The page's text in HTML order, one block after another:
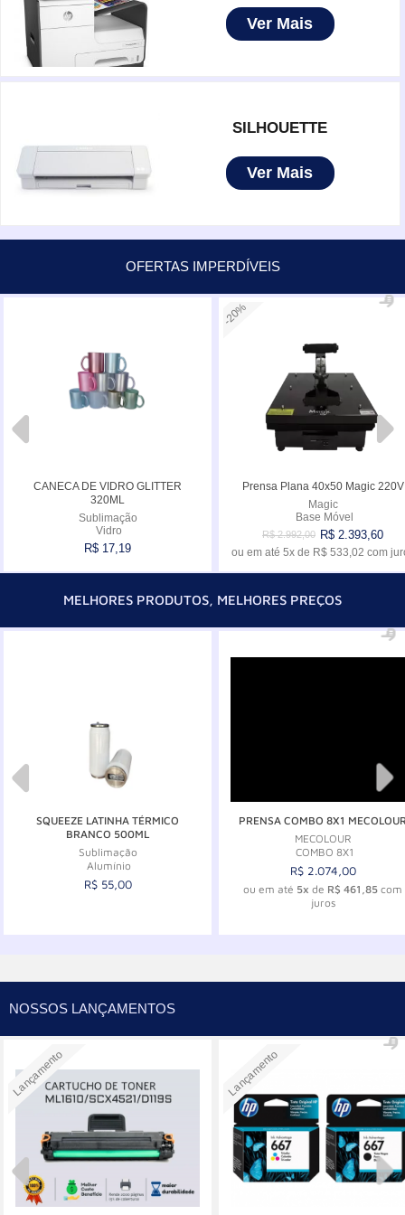
VARIADOS Ver Mais
SILHOUETTE
Ver Mais
OFERTAS IMPERDÍVEIS
CANECA DE VIDRO GLITTER
320ML
Sublimação
Vidro
R$ 17,19
Comprar
-20%
Prensa Plana 40x50 Magic 220V
Magic
Base Móvel
R$ 2.992,00 R$ 2.393,60
ou em até 5xde R$ 533,02 com
Comprar
MELHORES PRODUTOS, MELHORES PREÇOS
SQUEEZE LATINHA TÉRMICO
BRANCO 500ML
Sublimação
Alumínio
R$ 55,00
PRENSA COMBO 8X1
MECOLOUR
COMBO 8X1
R$ 2.074,00
ou em até 5x de R$ 461,85 com
juros
NOSSOS LANÇAMENTOS
Lançamento Lançamento